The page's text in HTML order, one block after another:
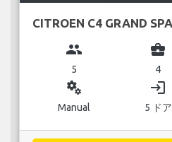
CITROEN C4 GRAND
group
5
business_center
4
miscellaneous_services
Manual
login
5 ドア